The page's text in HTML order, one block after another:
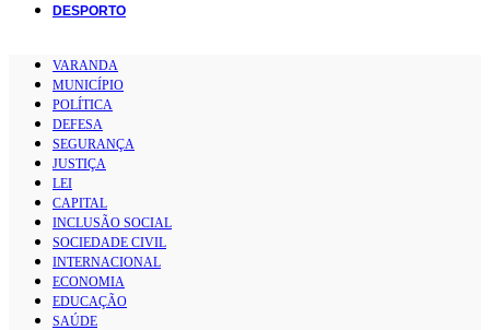
DESPORTO
VARANDA
MUNICÍPIO
POLÍTICA
DEFESA
SEGURANÇA
JUSTIÇA
LEI
CAPITAL
INCLUSÃO SOCIAL
SOCIEDADE CIVIL
INTERNACIONAL
ECONOMIA
EDUCAÇÃO
SAÚDE